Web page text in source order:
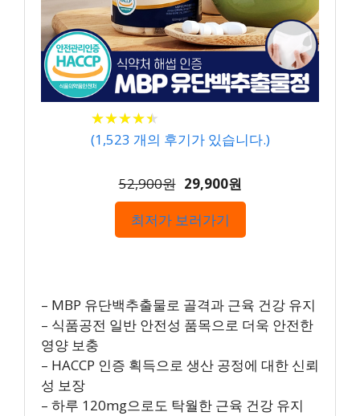
★★★★★
★★★★★
(1,523 개의 후기가 있습니다.)
52,900원 29,900원
최저가 보러가기
– MBP 유단백추출물로 골격과 근육 건강 유지
– 식품공전 일반 안전성 품목으로 더욱 안전한
영양 보충
– HACCP 인증 획득으로 생산 공정에 대한 신뢰
성 보장
– 하루 120mg으로도 탁월한 근육 건강 유지